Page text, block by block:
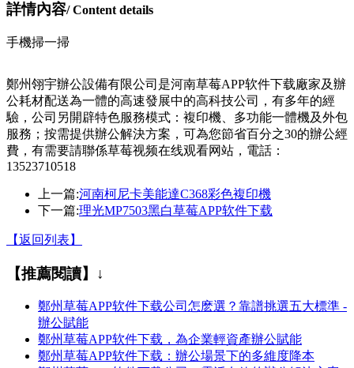
詳情內容/ Content details
手機掃一掃
鄭州翎宇辦公設備有限公司是河南草莓APP软件下载廠家及辦
公耗材配送為一體的高速發展中的高科技公司，有多年的經
驗，公司另開辟特色服務模式：複印機、多功能一體機及外包
服務；按需提供辦公解決方案，可為您節省百分之30的辦公經
費，有需要請聯係草莓视频在线观看网站，電話：
13523710518
上一篇:河南柯尼卡美能達C368彩色複印機
下一篇:理光MP7503黑白草莓APP软件下载
【返回列表】
【推薦閱讀】↓
鄭州草莓APP软件下载公司怎麽選？靠譜挑選五大標準 -
辦公賦能
鄭州草莓APP软件下载，為企業輕資產辦公賦能
鄭州草莓APP软件下载：辦公場景下的多維度降本